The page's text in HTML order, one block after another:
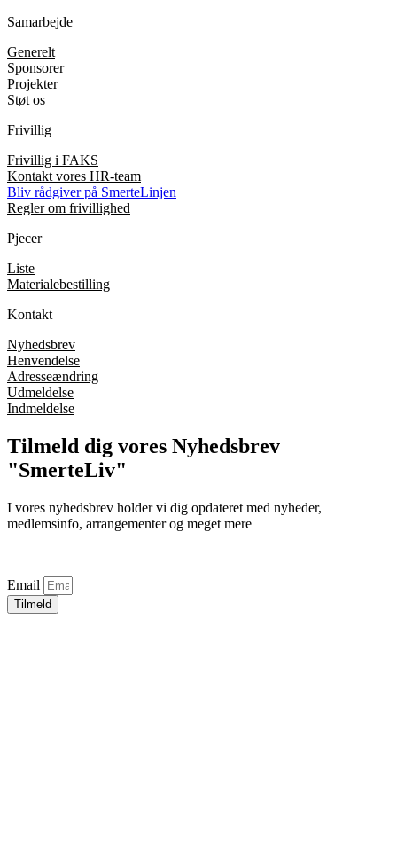
Samarbejde
Generelt
Sponsorer
Projekter
Støt os
Frivillig
Frivillig i FAKS
Kontakt vores HR-team
Bliv rådgiver på SmerteLinjen
Regler om frivillighed
Pjecer
Liste
Materialebestilling
Kontakt
Nyhedsbrev
Henvendelse
Adresseændring
Udmeldelse
Indmeldelse
Tilmeld dig vores Nyhedsbrev
"SmerteLiv"
I vores nyhedsbrev holder vi dig opdateret med nyheder,
medlemsinfo, arrangementer og meget mere
Email
Tilmeld